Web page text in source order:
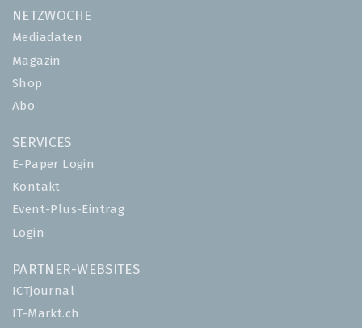
NETZWOCHE
Mediadaten
Magazin
Shop
Abo
SERVICES
E-Paper Login
Kontakt
Event-Plus-Eintrag
Login
PARTNER-WEBSITES
ICTjournal
IT-Markt.ch